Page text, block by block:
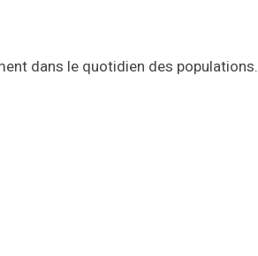
dans le quotidien des populations.